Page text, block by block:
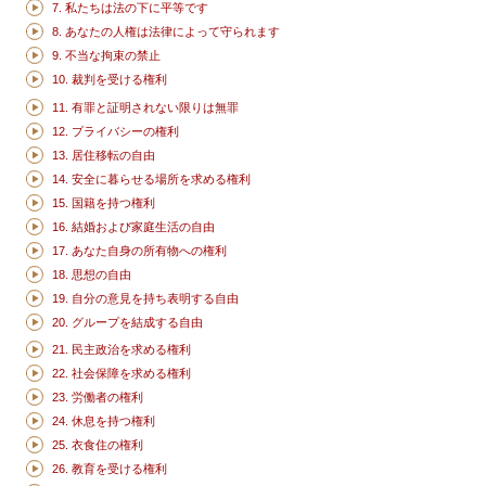
7. 私たちは法の下に平等です
8. あなたの人権は法律によって守られます
9. 不当な拘束の禁止
10. 裁判を受ける権利
11. 有罪と証明されない限りは無罪
12. プライバシーの権利
13. 居住移転の自由
14. 安全に暮らせる場所を求める権利
15. 国籍を持つ権利
16. 結婚および家庭生活の自由
17. あなた自身の所有物への権利
18. 思想の自由
19. 自分の意見を持ち表明する自由
20. グループを結成する自由
21. 民主政治を求める権利
22. 社会保障を求める権利
23. 労働者の権利
24. 休息を持つ権利
25. 衣食住の権利
26. 教育を受ける権利